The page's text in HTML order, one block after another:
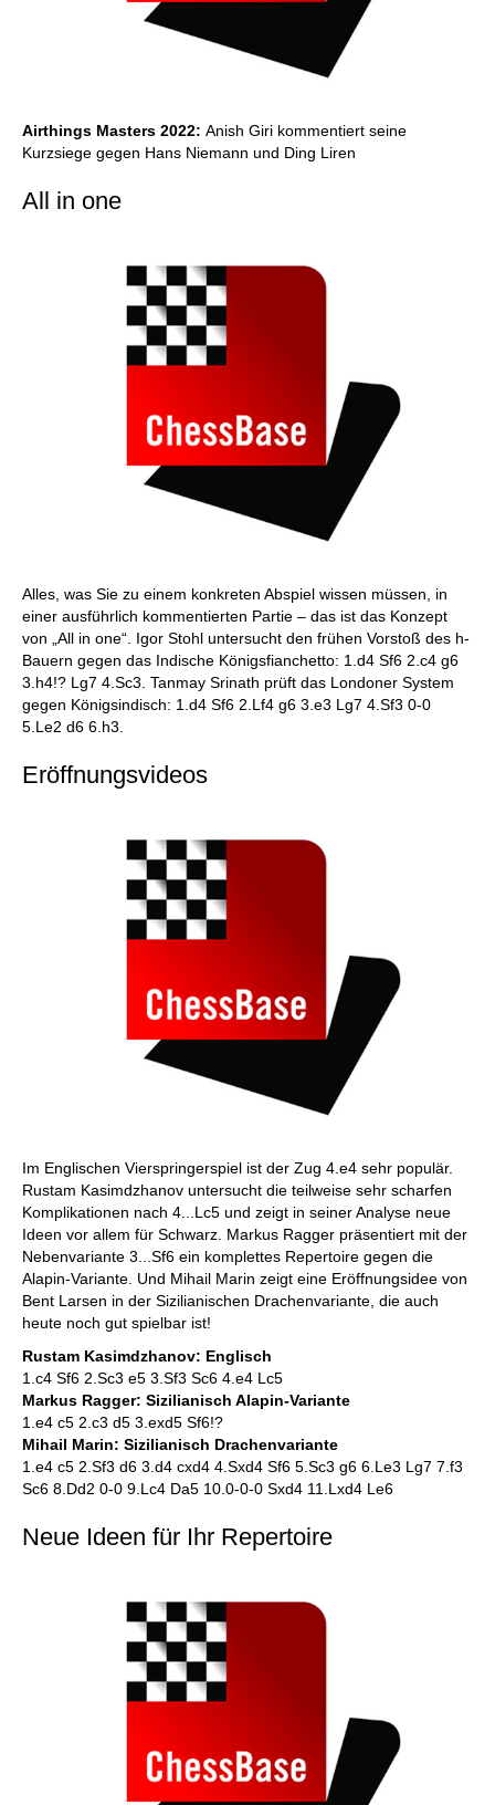
Airthings Masters 2022: Anish Giri kommentiert seine
Kurzsiege gegen Hans Niemann und Ding Liren
All in one
Alles, was Sie zu einem konkreten Abspiel wissen müssen, in
einer ausführlich kommentierten Partie – das ist das Konzept
von „All in one“. Igor Stohl untersucht den frühen Vorstoß des h-
Bauern gegen das Indische Königsfianchetto: 1.d4 Sf6 2.c4 g6
3.h4!? Lg7 4.Sc3. Tanmay Srinath prüft das Londoner System
gegen Königsindisch: 1.d4 Sf6 2.Lf4 g6 3.e3 Lg7 4.Sf3 0-0
5.Le2 d6 6.h3.
Eröffnungsvideos
Im Englischen Vierspringerspiel ist der Zug 4.e4 sehr populär.
Rustam Kasimdzhanov untersucht die teilweise sehr scharfen
Komplikationen nach 4...Lc5 und zeigt in seiner Analyse neue
Ideen vor allem für Schwarz. Markus Ragger präsentiert mit der
Nebenvariante 3...Sf6 ein komplettes Repertoire gegen die
Alapin-Variante. Und Mihail Marin zeigt eine Eröffnungsidee von
Bent Larsen in der Sizilianischen Drachenvariante, die auch
heute noch gut spielbar ist!
Rustam Kasimdzhanov: Englisch
1.c4 Sf6 2.Sc3 e5 3.Sf3 Sc6 4.e4 Lc5
Markus Ragger: Sizilianisch Alapin-Variante
1.e4 c5 2.c3 d5 3.exd5 Sf6!?
Mihail Marin: Sizilianisch Drachenvariante
1.e4 c5 2.Sf3 d6 3.d4 cxd4 4.Sxd4 Sf6 5.Sc3 g6 6.Le3 Lg7 7.f3
Sc6 8.Dd2 0-0 9.Lc4 Da5 10.0-0-0 Sxd4 11.Lxd4 Le6
Neue Ideen für Ihr Repertoire